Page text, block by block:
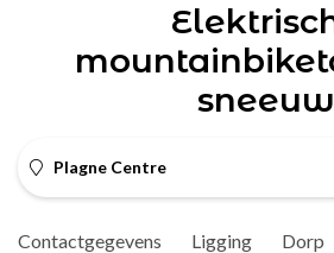
sneeuw
Plagne Centre
Contactgegevens Ligging Dorp